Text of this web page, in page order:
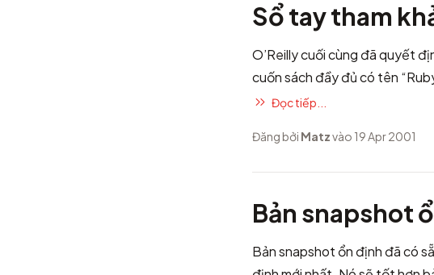
Sổ tay tham
O’Reilly cuối cùng đã quyết
cuốn sách đầy đủ có tên
Đọc tiếp...
Đăng bởi Matzvào 19 Apr 2001
Bản snapshot
Bản snapshot ổn định đã có